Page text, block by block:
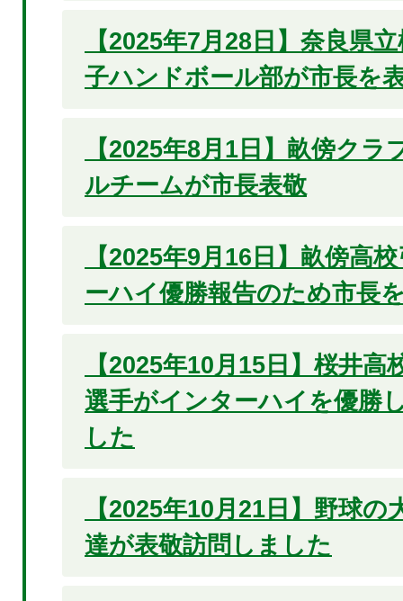
【2025年7月28日】奈良県
子ハンドボール部が市長を
【2025年8月1日】畝傍クラ
ルチームが市長表敬
【2025年9月16日】畝傍高
ーハイ優勝報告のため市長
【2025年10月15日】桜井
選手がインターハイを優勝
した
【2025年10月21日】野球
達が表敬訪問しました